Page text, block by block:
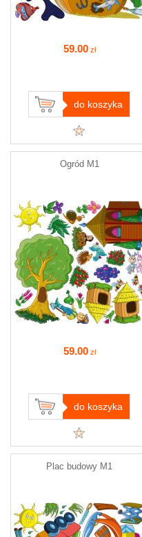
59.00 zł
do koszyka
Ogród M1
59.00 zł
do koszyka
Plac budowy M1